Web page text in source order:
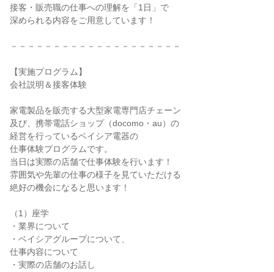
接客・販売職の仕事への理解を「1日」で
深められる内容をご用意しています！
－－－－－－－－－－－－－－－－－－－－
【実施プログラム】
会社説明＆接客体験
家電製品を販売する大型家電専門店チェーン
及び、携帯電話ショップ（docomo・au）の
経営を行っているベイシア電器の
仕事体験プログラムです。
当日は実際の店舗で仕事体験を行います！
雰囲気や先輩の仕事の様子を見ていただける
絶好の機会になると思います！
（1）座学
・業界について
・ベイシアグループについて、
仕事内容について
・実際の店舗のお話し